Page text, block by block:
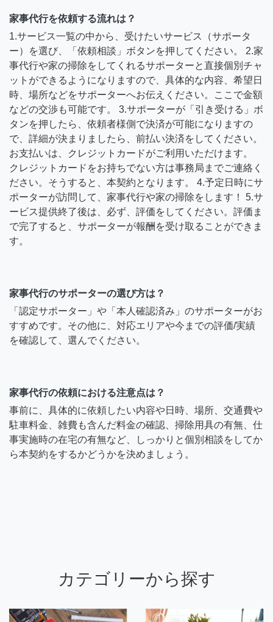
家事代行を依頼する流れは？
1.サービス一覧の中から、受けたいサービス（サポータ
ー）を選び、「依頼相談」ボタンを押してください。 2.家
事代行や家の掃除をしてくれるサポーターと直接個別チャ
ットができるようになりますので、具体的な内容、希望日
時、場所などをサポーターへお伝えください。ここで金額
などの交渉も可能です。 3.サポーターが「引き受ける」ボ
タンを押したら、依頼者様側で決済が可能になりますの
で、詳細が決まりましたら、前払い決済をしてください。
お支払いは、クレジットカードがご利用いただけます。
クレジットカードをお持ちでない方は事務局までご連絡く
ださい。そうすると、本契約となります。 4.予定日時にサ
ポーターが訪問して、家事代行や家の掃除をします！ 5.サ
ービス提供終了後は、必ず、評価をしてください。評価ま
で完了すると、サポーターが報酬を受け取ることができま
す。
家事代行のサポーターの選び方は？
「認定サポーター」や「本人確認済み」のサポーターがお
すすめです。その他に、対応エリアや今までの評価/実績
を確認して、選んでください。
家事代行の依頼における注意点は？
事前に、具体的に依頼したい内容や日時、場所、交通費や
駐車料金、雑費も含んだ料金の確認、掃除用具の有無、仕
事実施時の在宅の有無など、しっかりと個別相談をしてか
ら本契約をするかどうかを決めましょう。
カテゴリーから探す